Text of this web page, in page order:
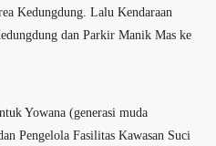
Kedungdung. Lalu Kendaraan
dan Parkir Manik Mas ke
Yowana (generasi muda
Pengelola Fasilitas Kawasan Suci